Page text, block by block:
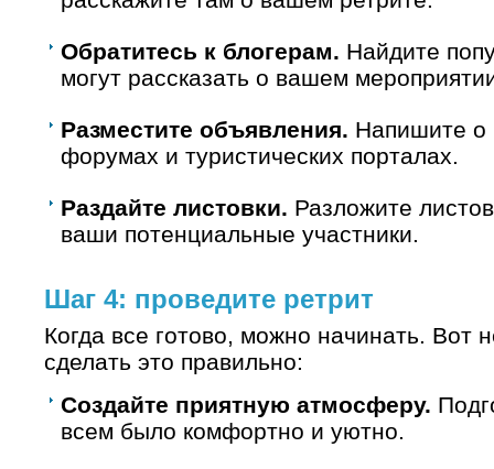
Обратитесь к блогерам. Найдите
могут рассказать о вашем
Разместите объявления. Напишите о
форумах и туристических порталах.
Раздайте листовки. Разложите
ваши потенциальные участники.
Шаг 4: проведите ретрит
Когда все готово, можно начинать. Вот
сделать это правильно:
Создайте приятную атмосферу.
всем было комфортно и уютно.